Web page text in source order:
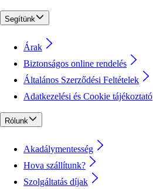
Segítünk
Árak
Biztonságos online rendelés
Általános Szerződési Feltételek
Adatkezelési és Cookie tájékoztató
Rólunk
Akadálymentesség
Hova szállítunk?
Szolgáltatás díjak